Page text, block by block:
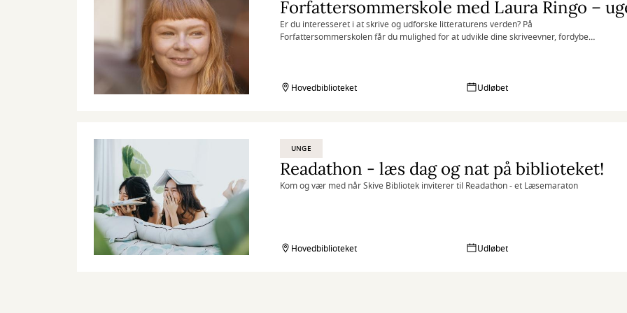
Forfattersommerskole med Laura Ringo –
Er du interesseret i at skrive og udforske litteraturens verden? På
Forfattersommerskolen får du mulighed for at udvikle dine skriveevner, fordybe
Hovedbiblioteket Udløbet
UNGE
Readathon - læs dag og nat på biblioteket!
Kom og vær med når Skive Bibliotek inviterer til Readathon - et Læsemaraton
Hovedbiblioteket Udløbet